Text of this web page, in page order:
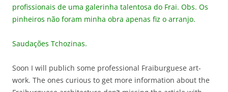
profissionais de uma galerinha talentosa do Frai. Obs. Os
pinheiros não foram minha obra apenas fiz o arranjo.
Saudações Tchozinas.
Soon I will publich some professional Fraiburguese art-
work. The ones curious to get more information about the